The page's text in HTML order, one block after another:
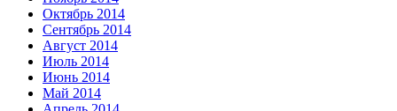
Октябрь 2014
Сентябрь 2014
Август 2014
Июль 2014
Июнь 2014
Май 2014